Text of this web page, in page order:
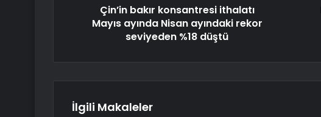
Çin’in bakır konsantresi ithalatı
Mayıs ayında Nisan ayındaki rekor
seviyeden %18 düştü
İlgili Makaleler